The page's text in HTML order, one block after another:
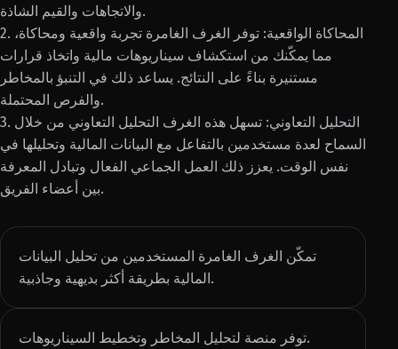
والاتجاهات والقيم الشاذة.
2. المحاكاة الواقعية: توفر الغرف الغامرة تجربة واقعية ومحاكاة،
مما يمكّنك من استكشاف سيناريوهات مالية واتخاذ قرارات
مستنيرة بناءً على النتائج. يساعد ذلك في التنبؤ بالمخاطر
والفرص المحتملة.
3. التحليل التعاوني: تسهل هذه الغرف التحليل التعاوني من خلال
السماح لعدة مستخدمين بالتفاعل مع البيانات المالية وتحليلها في
نفس الوقت. يعزز ذلك العمل الجماعي الفعال وتبادل المعرفة
بين أعضاء الفريق.
تمكّن الغرف الغامرة المستخدمين من تحليل البيانات
المالية بطريقة أكثر بديهية وجاذبية.
توفر منصة لتحليل المخاطر وتخطيط السيناريوهات.